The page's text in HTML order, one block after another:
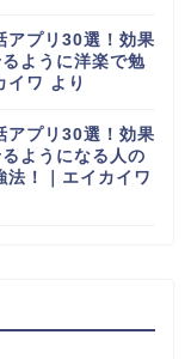
アプリ30選！効果
ように洋楽で勉
イワ より
アプリ30選！効果
ようになる人の
法！｜エイカイワ